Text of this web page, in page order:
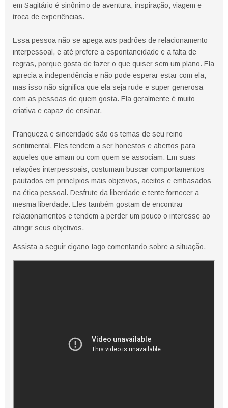
em Sagitário é sinônimo de aventura, inspiração, viagem e
troca de experiências.
Essa pessoa não se apega aos padrões de relacionamento
interpessoal, e até prefere a espontaneidade e a falta de
regras, porque gosta de fazer o que quiser sem um plano. Ela
aprecia a independência e não pode esperar estar com ela,
mas isso não significa que ela seja rude e super generosa
com as pessoas de quem gosta. Ela geralmente é muito
criativa e capaz de ensinar.
Franqueza e sinceridade são os temas de seu reino
sentimental. Eles tendem a ser honestos e abertos para
aqueles que amam ou com quem se associam. Em suas
relações interpessoais, costumam buscar comportamentos
pautados em princípios mais objetivos, aceitos e embasados ​​
na ética pessoal. Desfrute da liberdade e tente fornecer a
mesma liberdade. Eles também gostam de encontrar
relacionamentos e tendem a perder um pouco o interesse ao
atingir seus objetivos.
Assista a seguir cigano Iago comentando sobre a situação.